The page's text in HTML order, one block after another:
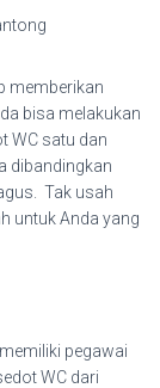
memberikan
bisa melakukan
WC satu dan
dibandingkan
Tak usah
untuk Anda yang
pegawai
WC dari